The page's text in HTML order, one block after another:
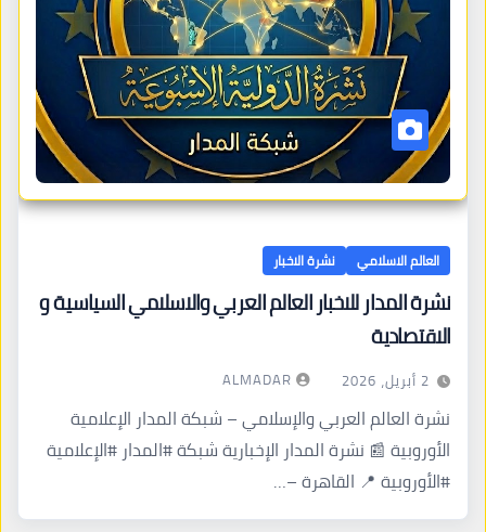
العالم الاسلامي نشرة الاخبار
نشرة المدار للاخبار العالم العربي والاسلامي السياسية و
الاقتصادية
2 أبريل، 2026 ALMADAR
نشرة العالم العربي والإسلامي – شبكة المدار الإعلامية
الأوروبية 📰 نشرة المدار الإخبارية شبكة #المدار #الإعلامية
#الأوروبية 📍 القاهرة –…